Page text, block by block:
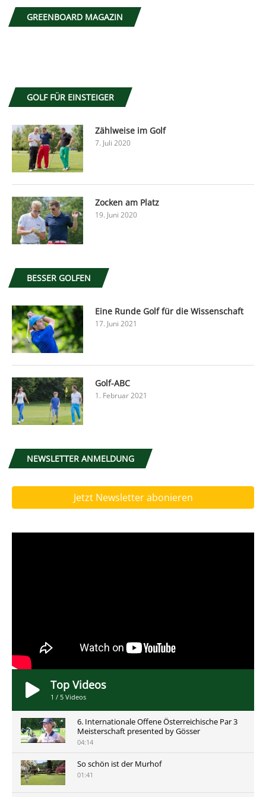
GREENBOARD MAGAZIN
GOLF FÜR EINSTEIGER
Zählweise im Golf
7. Juli 2020
Zocken am Platz
19. Juni 2020
BESSER GOLFEN
Eine Runde Golf für die Wissenschaft
17. Juni 2021
Golf-ABC
1. Februar 2021
NEWSLETTER ANMELDUNG
Jetzt Newsletter abonieren
Top Videos
1 / 5 Videos
6. Internationale Offene Österreichische Par 3
Meisterschaft presented by Gösser
04:14
So schön ist der Murhof
01:41